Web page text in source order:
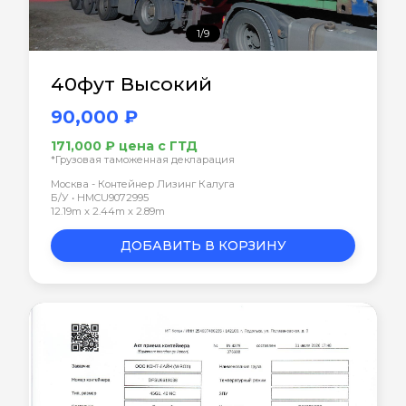
1/9
40фут Высокий
90,000 ₽
171,000 ₽ цена с ГТД
*Грузовая таможенная декларация
Москва - Контейнер Лизинг Калуга
Б/У • HMCU9072995
12.19m x 2.44m x 2.89m
ДОБАВИТЬ В КОРЗИНУ